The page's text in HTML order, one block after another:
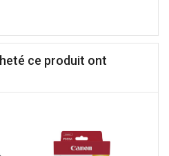
ce produit ont